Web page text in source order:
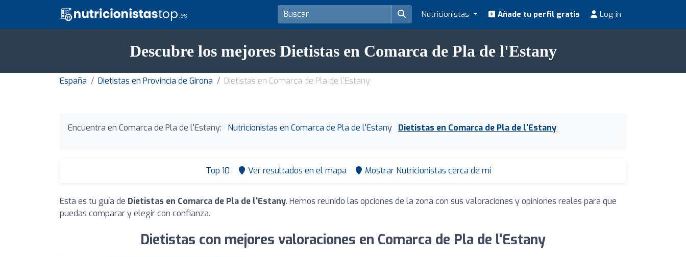
Nutricionistas Añade tu perfil gratis Log in
Descubre los mejores Dietistas en Comarca de Pla de l'Estany
España Dietistas en Provincia de Girona Dietistas en Comarca de Pla de l'Estany
Encuentra en Comarca de Pla de l'Estany: Nutricionistas en Comarca de Pla de l'Estany Dietistas en Comarca de Pla de l'Estany
Top 10 Ver resultados en el mapa Mostrar Nutricionistas cerca de mí
Esta es tu guía de Dietistas en Comarca de Pla de l'Estany. Hemos reunido las opciones de la zona con sus valoraciones y opiniones reales para que
puedas comparar y elegir con confianza.
Dietistas con mejores valoraciones en Comarca de Pla de l'Estany